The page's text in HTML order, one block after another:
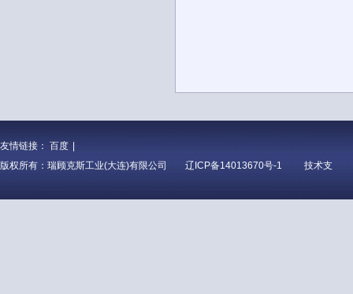
友情链接： 百度
版权所有：瑞顾克斯工业(大连)有限公司
辽ICP备14013670号-1 技术支